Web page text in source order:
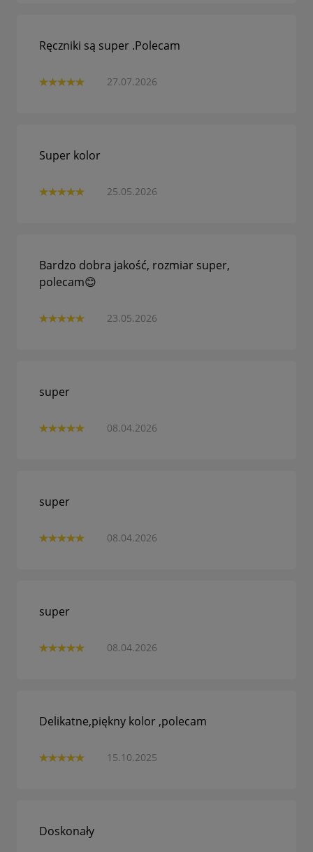
27.07.2026
Ręczniki są super .Polecam
25.05.2026
Super kolor
23.05.2026
Bardzo dobra jakość, rozmiar super,
polecam😊
08.04.2026
super
08.04.2026
super
08.04.2026
super
15.10.2025
Delikatne,piękny kolor ,polecam
Doskonały